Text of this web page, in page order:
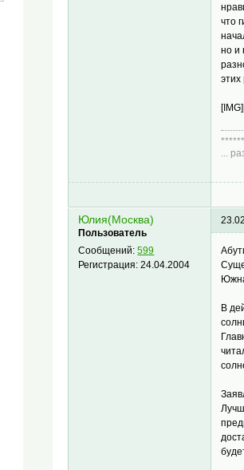
что
но и
[IMG]
...
Юлия(Москва)
Пользователь
Сообщений:599
Регистрация:24.04.2004
В